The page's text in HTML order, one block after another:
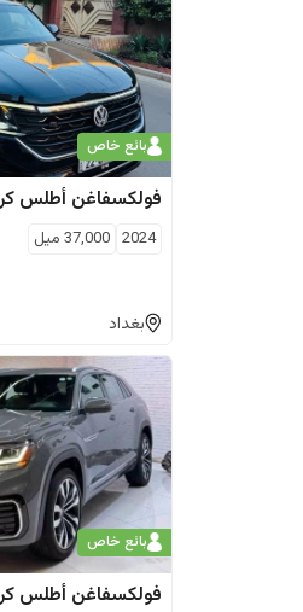
بائع خاص
فولكسفاغن أطلس
2024
37,000 ميل
بغداد
بائع خاص
فولكسفاغن أطلس